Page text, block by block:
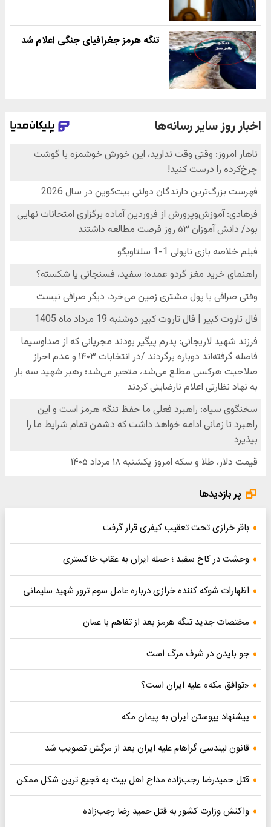
تنگه هرمز جغرافیای جنگی اعلام شد
پر بازدیدها
باقر خرازی تحت تعقیب کیفری قرار گرفت
وحشت در کاخ سفید ؛ حمله ایران به عقاب خاکستری
اظهارات شوکه کننده خرازی درباره عامل سوم ترور شهید سلیمانی
مختصات جدید تنگه هرمز بعد از تفاهم با عمان
جو بایدن در شرف مرگ است
«توافق مکه» علیه ایران است؟
پیشنهاد پیوستن ایران به پیمان مکه
قانون لیندسی گراهام علیه ایران بعد از مرگش تصویب شد
قتل حمیدرضا رجب‌زاده مداح اهل بیت به فجیع ترین شکل ممکن
واکنش وزارت کشور به قتل حمید رضا رجب‌زاده